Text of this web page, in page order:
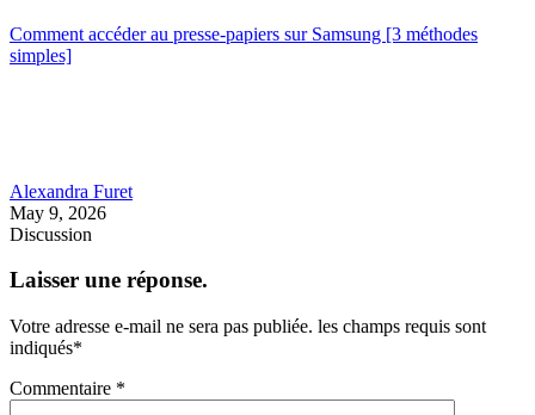
Comment accéder au presse-papiers sur Samsung [3 méthodes
simples]
Alexandra Furet
May 9, 2026
Discussion
Laisser une réponse.
Votre adresse e-mail ne sera pas publiée. les champs requis sont
indiqués*
Commentaire *